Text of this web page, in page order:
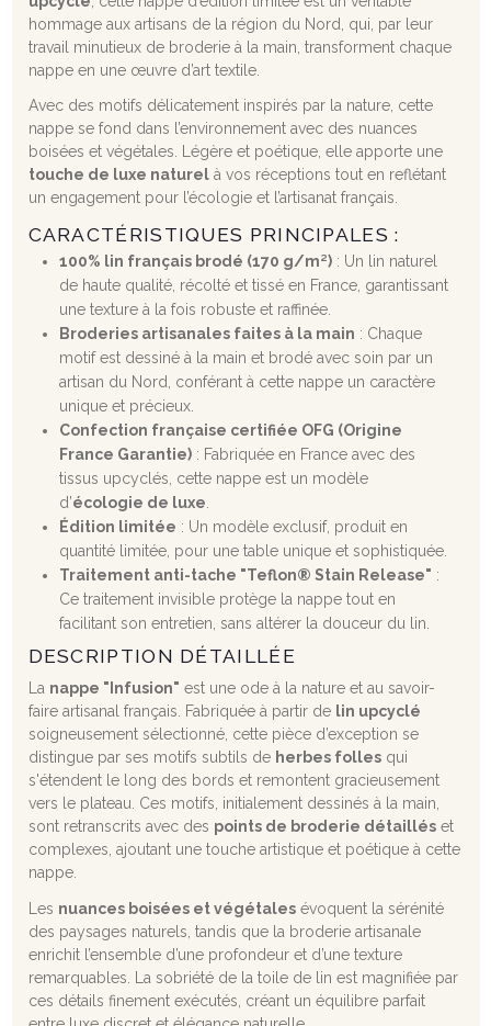
hommage aux artisans de la région du Nord, qui, par leur
travail minutieux de broderie à la main, transforment chaque
nappe en une œuvre d’art textile.
Avec des motifs délicatement inspirés par la nature, cette
nappe se fond dans l’environnement avec des nuances
boisées et végétales. Légère et poétique, elle apporte une
touche de luxe naturelà vos réceptions tout en reflétant
un engagement pour l’écologie et l’artisanat français.
CARACTÉRISTIQUES PRINCIPALES :
100% lin français brodé (170 g/m²): Un lin naturel
de haute qualité, récolté et tissé en France, garantissant
une texture à la fois robuste et raffinée.
Broderies artisanales faites à la main : Chaque
motif est dessiné à la main et brodé avec soin par un
artisan du Nord, conférant à cette nappe un caractère
unique et précieux.
Confection française certifiée OFG (Origine
France Garantie): Fabriquée en France avec des
tissus upcyclés, cette nappe est un modèle
d’écologie de luxe
Édition limitée : Un modèle exclusif, produit en
quantité limitée, pour une table unique et sophistiquée.
Traitement anti-tache "Teflon® Stain Release" :
Ce traitement invisible protège la nappe tout en
facilitant son entretien, sans altérer la douceur du lin.
DESCRIPTION DÉTAILLÉE
La nappe "Infusion" est une ode à la nature et au savoir-
faire artisanal français. Fabriquée à partir de lin upcyclé
soigneusement sélectionné, cette pièce d’exception se
distingue par ses motifs subtils de herbes follesqui
s'étendent le long des bords et remontent gracieusement
vers le plateau. Ces motifs, initialement dessinés à la main,
sont retranscrits avec des points de broderie détailléset
complexes, ajoutant une touche artistique et poétique à cette
nappe.
Les nuances boisées et végétalesévoquent la sérénité
des paysages naturels, tandis que la broderie artisanale
enrichit l’ensemble d’une profondeur et d’une texture
remarquables. La sobriété de la toile de lin est magnifiée par
ces détails finement exécutés, créant un équilibre parfait